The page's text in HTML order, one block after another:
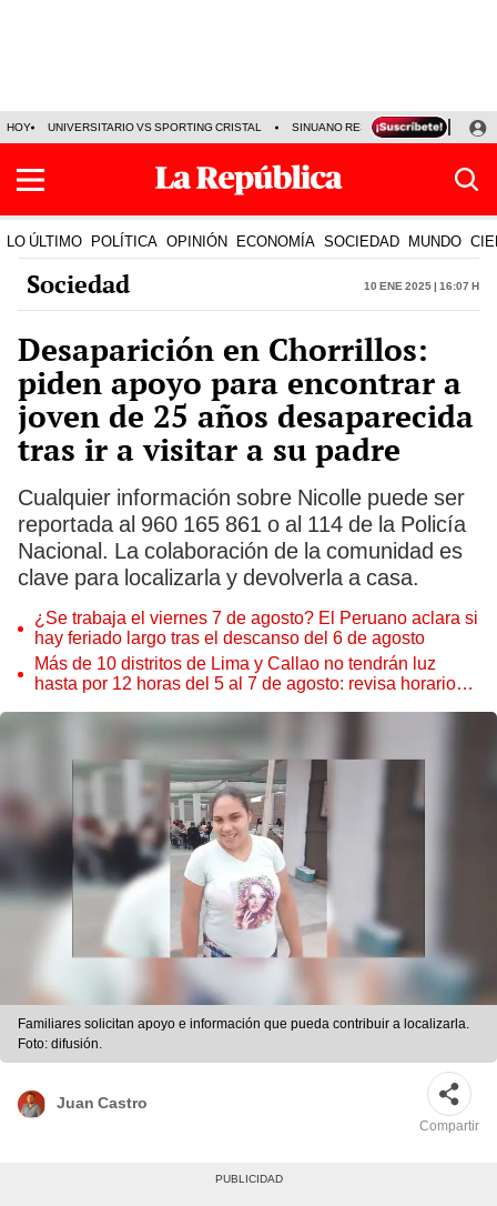
HOY UNIVERSITARIO VS SPORTING CRISTAL SINUANO RESULTADOS HOY
LO ÚLTIMO POLÍTICA OPINIÓN ECONOMÍA SOCIEDAD MUNDO
Sociedad 10 Ene 2025 | 16:07 h
Desaparición en Chorrillos:
piden apoyo para encontrar a
joven de 25 años desaparecida
tras ir a visitar a su padre
Cualquier información sobre Nicolle puede ser
reportada al 960 165 861 o al 114 de la Policía
Nacional. La colaboración de la comunidad es
clave para localizarla y devolverla a casa.
¿Se trabaja el viernes 7 de agosto? El Peruano aclara si
hay feriado largo tras el descanso del 6 de agosto
Más de 10 distritos de Lima y Callao no tendrán luz
hasta por 12 horas del 5 al 7 de agosto: revisa horarios y
Familiares solicitan apoyo e información que pueda contribuir a localizarla.
Foto: difusión.
Juan Castro
Compartir